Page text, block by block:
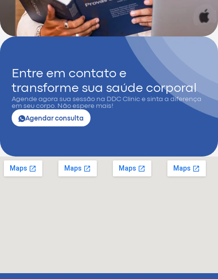
Entre em contato e
transforme sua saúde corporal
Agende agora sua sessão na DDC Clinic e sinta a diferença
em seu corpo. Não espere mais!
Agendar consulta